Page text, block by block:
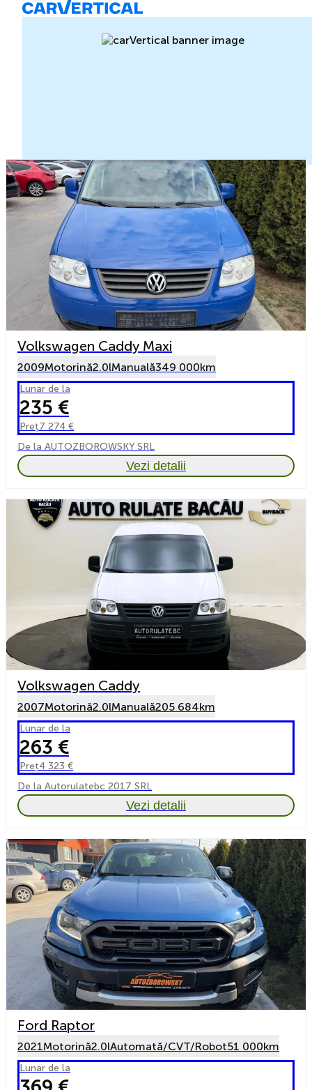
Volkswagen Caddy Maxi
2009Motorină2.0lManuală349 000km
Lunar de la
235 €
Preț7 274 €
De la AUTOZBOROWSKY SRL
Vezi detalii
Volkswagen Caddy
2007Motorină2.0lManuală205 684km
Lunar de la
263 €
Preț4 323 €
De la Autorulatebc 2017 SRL
Vezi detalii
Ford Raptor
2021Motorină2.0lAutomată/CVT/Robot51 000km
Lunar de la